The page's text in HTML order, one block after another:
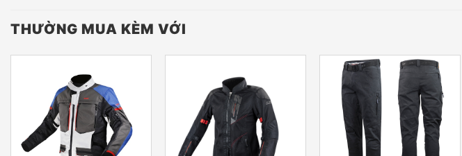
THƯỜNG MUA KÈM VỚI